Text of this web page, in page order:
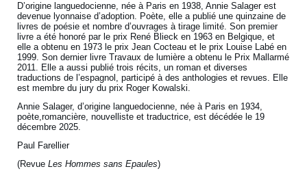
D’origine languedocienne, née à Paris en 1938, Annie Salager est
devenue lyonnaise d’adoption. Poète, elle a publié une quinzaine de
livres de poésie et nombre d’ouvrages à tirage limité. Son premier
livre a été honoré par le prix René Blieck en 1963 en Belgique, et
elle a obtenu en 1973 le prix Jean Cocteau et le prix Louise Labé en
1999. Son dernier livre Travaux de lumière a obtenu le Prix Mallarmé
2011. Elle a aussi publié trois récits, un roman et diverses
traductions de l’espagnol, participé à des anthologies et revues. Elle
est membre du jury du prix Roger Kowalski.
Annie Salager, d’origine languedocienne, née à Paris en 1934,
poète,romancière, nouvelliste et traductrice, est décédée le 19
décembre 2025.
Paul Farellier
(RevueLes Hommes sans Epaules)